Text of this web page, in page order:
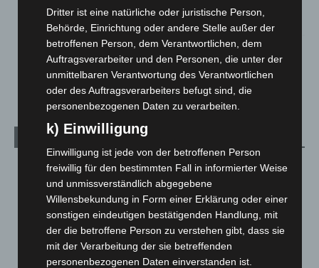
Hannover Klassik Open Air 2026: Französische Oper im
Maschpark
2. August 2026
Kategorien
Blaulicht
2.798
Corona-News
Hannover und Region
5.035
Langenhagen und Ortsteile
3.249
Leserbriefe
Dritter ist eine natürliche oder juristische Person,
Behörde, Einrichtung oder andere Stelle außer der
betroffenen Person, dem Verantwortlichen, dem
Auftragsverarbeiter und den Personen, die unter der
unmittelbaren Verantwortung des Verantwortlichen
oder des Auftragsverarbeiters befugt sind, die
personenbezogenen Daten zu verarbeiten.
k) Einwilligung
Einwilligung ist jede von der betroffenen Person
freiwillig für den bestimmten Fall in informierter Weise
und unmissverständlich abgegebene
Willensbekundung in Form einer Erklärung oder einer
sonstigen eindeutigen bestätigenden Handlung, mit
der die betroffene Person zu verstehen gibt, dass sie
mit der Verarbeitung der sie betreffenden
personenbezogenen Daten einverstanden ist.